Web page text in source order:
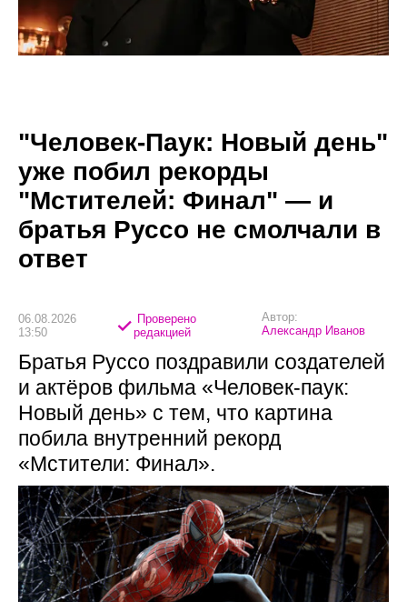
"Человек-Паук: Новый день"
уже побил рекорды
"Мстителей: Финал" — и
братья Руссо не смолчали в
ответ
06.08.2026
13:50
Проверено
редакцией
Автор:
Александр Иванов
Братья Руссо поздравили создателей
и актёров фильма «Человек-паук:
Новый день» с тем, что картина
побила внутренний рекорд
«Мстители: Финал».